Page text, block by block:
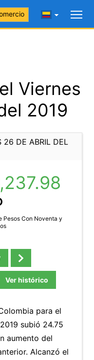
Viernes
2019
26 DE ABRIL DEL
Pesos Con Noventa y
Ver histórico
para el
subió 24.75
aumento del
Alcanzó el